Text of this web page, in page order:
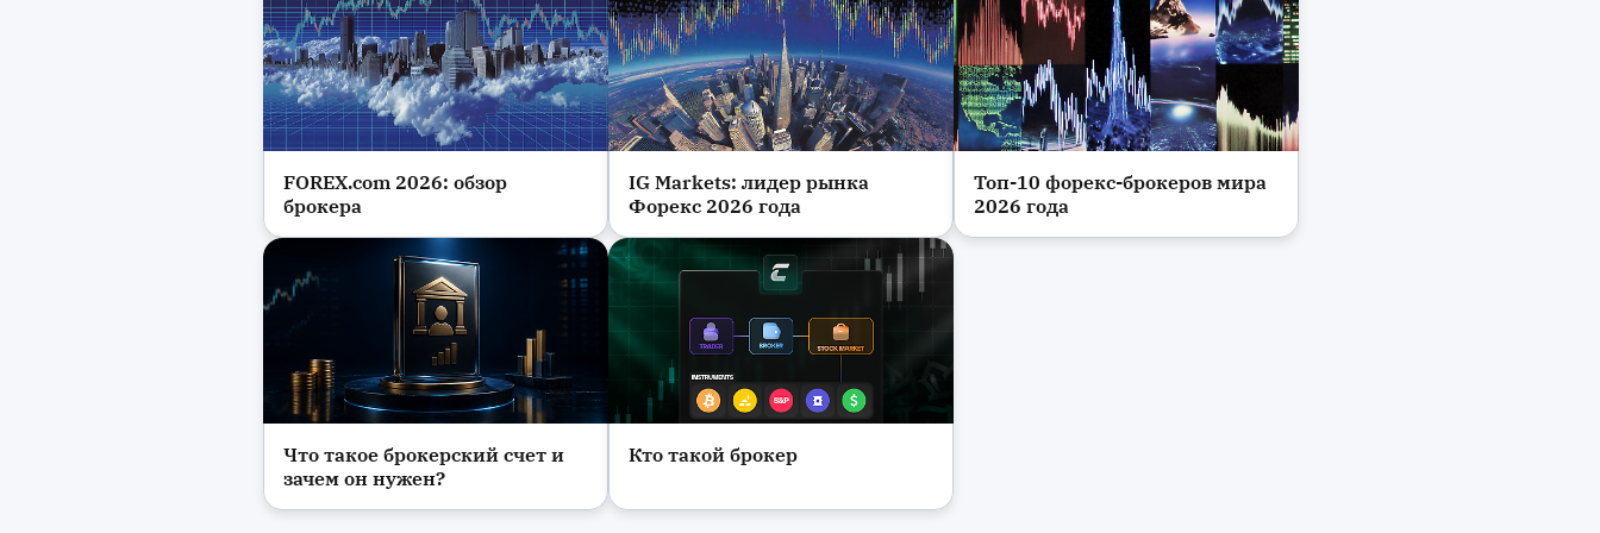
Биржи и платформы
FOREX.com 2026: обзор
брокера
Биржи и платформы
IG Markets: лидер рынка
Форекс 2026 года
Биржи и платформы
Топ-10 форекс-брокеров мира
2026 года
Биржи и платформы
Что такое брокерский счет и
зачем он нужен?
Биржи и платформы
Кто такой брокер